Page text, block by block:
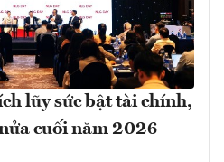
lũy sức bật tài chính,
cuối năm 2026